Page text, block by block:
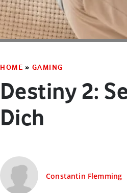
HOME » GAMING
Destiny 2:
Dich
Constantin Flemming